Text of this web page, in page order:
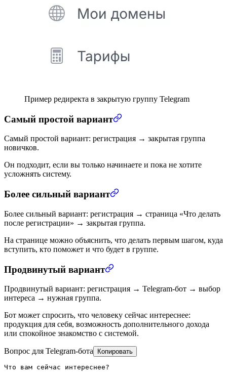
Пример редиректа в закрытую группу Telegram
Самый простой вариант
Самый простой вариант: регистрация → закрытая группа
новичков.
Он подходит, если вы только начинаете и пока не хотите
усложнять систему.
Более сильный вариант
Более сильный вариант: регистрация → страница «Что делать
после регистрации» → закрытая группа.
На странице можно объяснить, что делать первым шагом, куда
вступить, кто поможет и что будет в группе.
Продвинутый вариант
Продвинутый вариант: регистрация → Telegram-бот → выбор
интереса → нужная группа.
Бот может спросить, что человеку сейчас интереснее:
продукция для себя, возможность дополнительного дохода
или спокойное знакомство с системой.
Вопрос для Telegram-бота Копировать
Что вам сейчас интереснее?